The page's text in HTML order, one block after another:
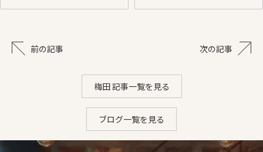
前の記事 次の記事
梅田 記事一覧を見る
ブログ一覧を見る